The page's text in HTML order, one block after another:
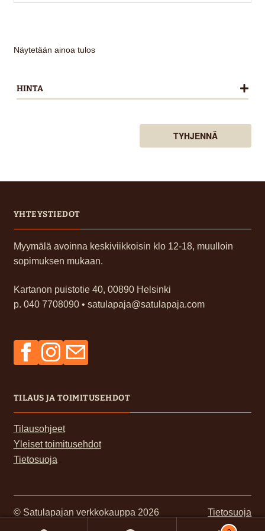
Näytetään ainoa tulos
HINTA
TYHJENNÄ
YHTEYSTIEDOT
Myymälä avoinna keskiviikkoisin klo 12-18, muulloin
sopimuksen mukaan.
Kartanon puistotie 40, 00890 Helsinki
p. 040 7708090 • satulapaja@satulapaja.com
FacebookInstagramSähköposti
TILAUS JA TOIMITUSEHDOT
Tilausohjeet
Yleiset toimitusehdot
Tietosuoja
© Satulapajan verkkokauppa 2026 Tietosuoja